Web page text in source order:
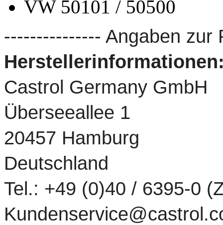
VW 50101 / 50500
--------------- Angaben zur
Castrol Germany GmbH
Überseeallee 1
20457 Hamburg
Deutschland
Tel.: +49 (0)40 / 6395-0